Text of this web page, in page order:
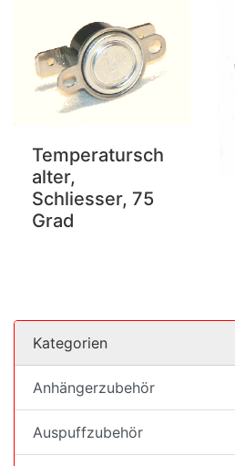
Temperatursch
alter,
Schliesser, 75
Grad
Kategorien
Anhängerzubehör
Auspuffzubehör